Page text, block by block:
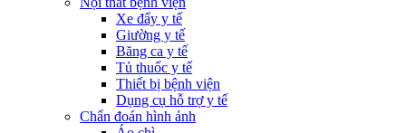
Xe đẩy y tế
Giường y tế
Băng ca y tế
Tủ thuốc y tế
Thiết bị bệnh viện
Dụng cụ hỗ trợ y tế
Chẩn đoán hình ảnh